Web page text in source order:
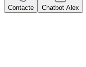
Contacte Chatbot Alex